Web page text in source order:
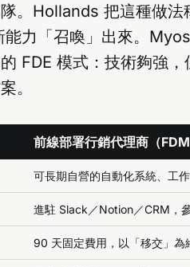
。Hollands 把這種做
力「召喚」出來。
FDE 模式：技術夠強，
。
前線部署行銷代理商（FDM
可長期自營的自動化系統、工
進駐 Slack／Notion／CRM，
90 天固定費用，以「移交」為